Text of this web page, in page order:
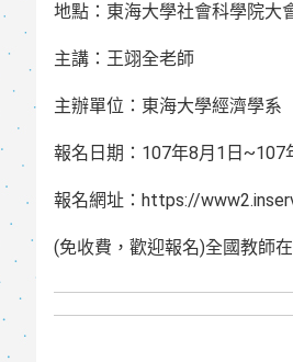
地點：東海大學社會科學院大
主講：王翊全老師
主辦單位：東海大學經濟學系
報名日期：107年8月1日~107
報名網址：https://
(免收費，歡迎報名)全國教師